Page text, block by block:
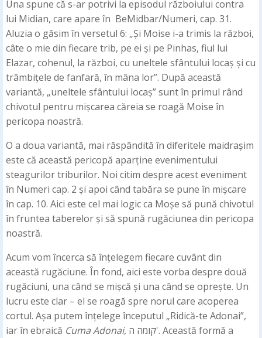
Una spune că s-ar potrivi la episodul războiului contra
lui Midian, care apare în BeMidbar/Numeri, cap. 31.
Aluzia o găsim în versetul 6: „Și Moise i-a trimis la război,
câte o mie din fiecare trib, pe ei și pe Pinhas, fiul lui
Elazar, cohenul, la război, cu uneltele sfântului locaș și cu
trâmbițele de fanfară, în mâna lor”. După această
variantă, „uneltele sfântului locaș” sunt în primul rând
chivotul pentru mișcarea căreia se roagă Moise în
pericopa noastră.
O a doua variantă, mai răspândită în diferitele maidrașim
este că această pericopă aparține evenimentului
steagurilor triburilor. Noi citim despre acest eveniment
în Numeri cap. 2 și apoi când tabăra se pune în mișcare
în cap. 10. Aici este cel mai logic ca Moșe să pună chivotul
în fruntea taberelor și să spună rugăciunea din pericopa
noastră.
Acum vom încerca să înțelegem fiecare cuvânt din
această rugăciune. În fond, aici este vorba despre două
rugăciuni, una când se mișcă și una când se oprește. Un
lucru este clar – el se roagă spre norul care acoperea
cortul. Așa putem înțelege începutul „Ridică-te Adonai”,
iar în ebraică Cuma Adonai, קומה ה'. Această formă a